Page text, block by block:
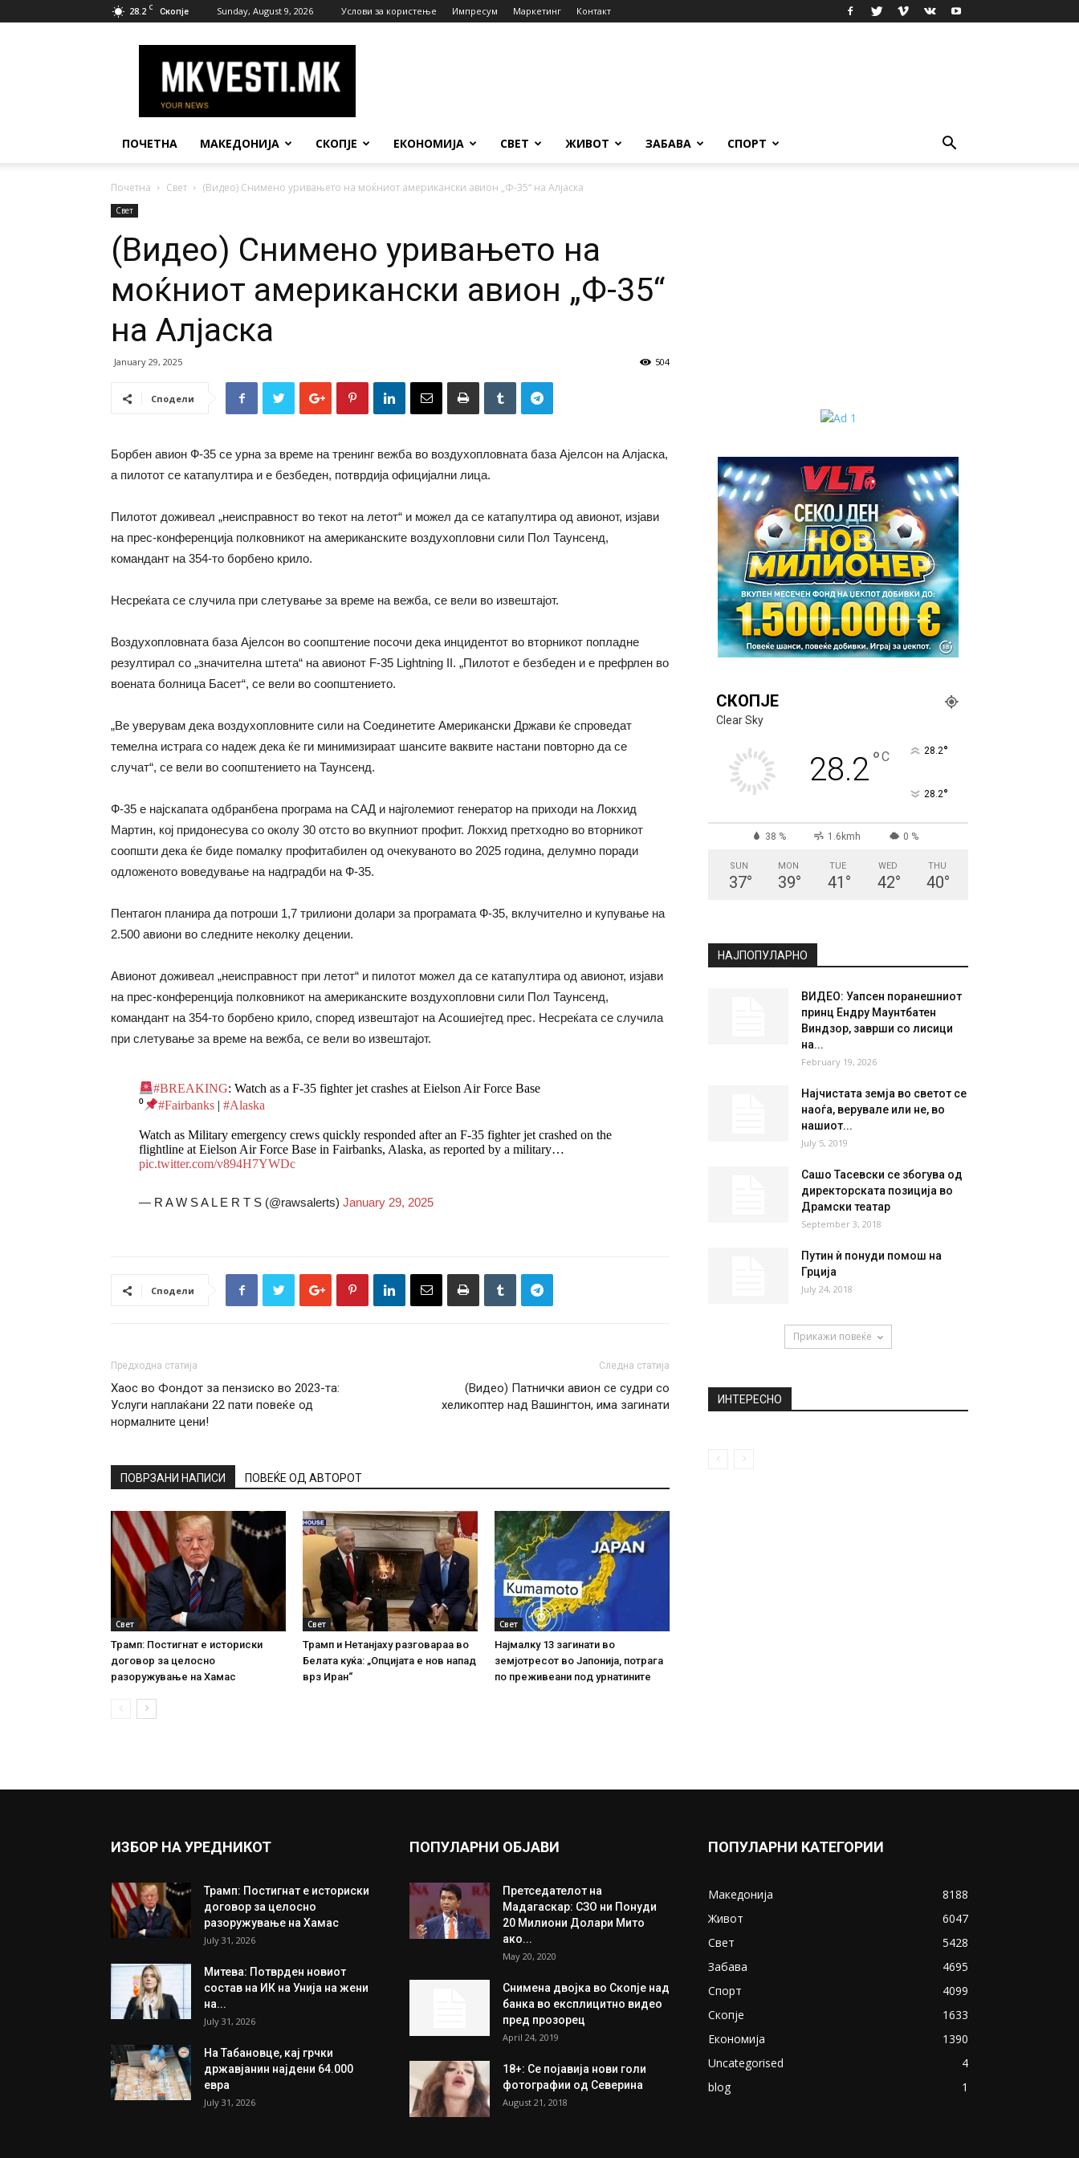
28.2 C Скопје Sunday, August 9, 2026 Услови за користење Импресум Маркетинг Контакт
Вести
ПОЧЕТНА МАКЕДОНИЈА СКОПЈЕ ЕКОНОМИЈА СВЕТ ЖИВОТ ЗАБАВА СПОРТ
Почетна Свет (Видео) Снимено уривањето на моќниот американски авион „Ф-35“ на Алјаска
Свет
(Видео) Снимено уривањето на
моќниот американски авион „Ф-35“
на Алјаска
January 29, 2025 504
Сподели
Борбен авион Ф-35 се урна за време на тренинг вежба во воздухопловната база Ајелсон на Алјаска,
а пилотот се катапултира и е безбеден, потврдија официјални лица.
Пилотот доживеал „неисправност во текот на летот“ и можел да се катапултира од авионот, изјави
на прес-конференција полковникот на американските воздухопловни сили Пол Таунсенд,
командант на 354-то борбено крило.
Несреќата се случила при слетување за време на вежба, се вели во извештајот.
Воздухопловната база Ајелсон во соопштение посочи дека инцидентот во вторникот попладне
резултирал со „значителна штета“ на авионот F-35 Lightning II. „Пилотот е безбеден и е префрлен во
воената болница Басет“, се вели во соопштението.
„Ве уверувам дека воздухопловните сили на Соединетите Американски Држави ќе спроведат
темелна истрага со надеж дека ќе ги минимизираат шансите ваквите настани повторно да се
случат“, се вели во соопштението на Таунсенд.
Ф-35 е најскапата одбранбена програма на САД и најголемиот генератор на приходи на Локхид
Мартин, кој придонесува со околу 30 отсто во вкупниот профит. Локхид претходно во вторникот
соопшти дека ќе биде помалку профитабилен од очекуваното во 2025 година, делумно поради
одложеното воведување на надградби на Ф-35.
Пентагон планира да потроши 1,7 трилиони долари за програмата Ф-35, вклучително и купување на
2.500 авиони во следните неколку децении.
Авионот доживеал „неисправност при летот“ и пилотот можел да се катапултира од авионот, изјави
на прес-конференција полковникот на американските воздухопловни сили Пол Таунсенд,
командант на 354-то борбено крило, според извештајот на Асошиејтед прес. Несреќата се случила
при слетување за време на вежба, се вели во извештајот.
#BREAKING: Watch as a F-35 fighter jet crashes at Eielson Air Force Base
⁰
#Fairbanks |#Alaska
Watch as Military emergency crews quickly responded after an F-35 fighter jet crashed on the
flightline at Eielson Air Force Base in Fairbanks, Alaska, as reported by a military…
pic.twitter.com/v894H7YWDc
— R A W S A L E R T S (@rawsalerts) January 29, 2025
Сподели
Предходна статија
Хаос во Фондот за пензиско во 2023-та:
Услуги наплаќани 22 пати повеќе од
нормалните цени!
Следна статија
(Видео) Патнички авион се судри со
хеликоптер над Вашингтон, има загинати
ПОВРЗАНИ НАПИСИ ПОВЕЌЕ ОД АВТОРОТ
Свет
Трамп: Постигнат е историски
договор за целосно
разоружување на Хамас
Свет
Трамп и Нетанјаху разговараа во
Белата куќа: „Опцијата е нов напад
врз Иран“
Свет
Најмалку 13 загинати во
земјотресот во Јапонија, потрага
по преживеани под урнатините
СКОПЈЕ
Clear Sky
28.2°C 28.2°
28.2°
38 % 1.6kmh 0 %
SUN
37°
MON
39°
TUE
41 °
WED
42°
THU
40°
НАЈПОПУЛАРНО
ВИДЕО: Уапсен поранешниот
принц Ендру Маунтбатен
Виндзор, заврши со лисици
на...
February 19, 2026
Најчистата земја во светот се
наоѓа, верувале или не, во
нашиот...
July 5, 2019
Сашо Тасевски се збогува од
директорската позиција во
Драмски театар
September 3, 2018
Путин ѝ понуди помош на
Грција
July 24, 2018
Прикажи повеќе
ИНТЕРЕСНО
ИЗБОР НА УРЕДНИКОТ
Трамп: Постигнат е историски
договор за целосно
разоружување на Хамас
July 31, 2026
Митева: Потврден новиот
состав на ИК на Унија на жени
на...
July 31, 2026
На Табановце, кај грчки
државјанин најдени 64.000
евра
July 31, 2026
ПОПУЛАРНИ ОБЈАВИ
Претседателот на
Мадагаскар: СЗО ни Понуди
20 Милиони Долари Мито
ако...
May 20, 2020
Снимена двојка во Скопје над
банка во експлицитно видео
пред прозорец
April 24, 2019
18+: Се појавија нови голи
фотографии од Северина
August 21, 2018
ПОПУЛАРНИ КАТЕГОРИИ
Македонија
8188
Живот
6047
Свет
5428
Забава
4695
Спорт
4099
Скопје
1633
Економија
1390
Uncategorised
4
blog
1